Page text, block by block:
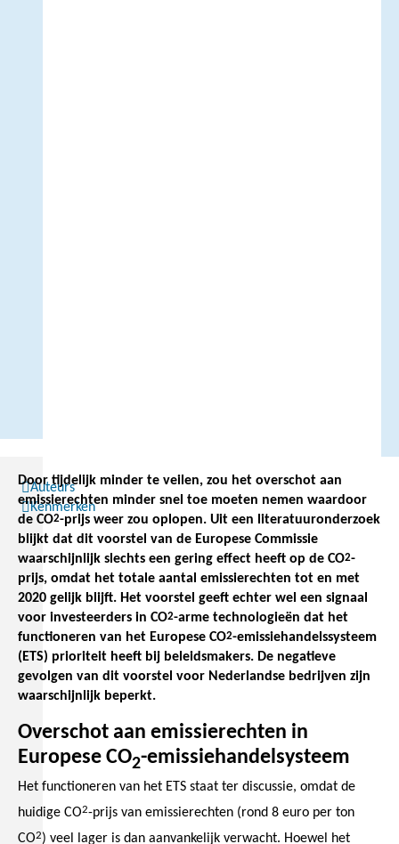
Auteurs
Kenmerken
Door tijdelijk minder te veilen, zou het overschot aan
emissierechten minder snel toe moeten nemen waardoor
de CO2-prijs weer zou oplopen. Uit een literatuuronderzoek
blijkt dat dit voorstel van de Europese Commissie
waarschijnlijk slechts een gering effect heeft op de CO2-
prijs, omdat het totale aantal emissierechten tot en met
2020 gelijk blijft. Het voorstel geeft echter wel een signaal
voor investeerders in CO2-arme technologieën dat het
functioneren van het Europese CO2-emissiehandelssysteem
(ETS) prioriteit heeft bij beleidsmakers. De negatieve
gevolgen van dit voorstel voor Nederlandse bedrijven zijn
waarschijnlijk beperkt.
Overschot aan emissierechten in
Europese CO2-emissiehandelsysteem
Het functioneren van het ETS staat ter discussie, omdat de
huidige CO2-prijs van emissierechten (rond 8 euro per ton
CO2) veel lager is dan aanvankelijk verwacht. Hoewel het